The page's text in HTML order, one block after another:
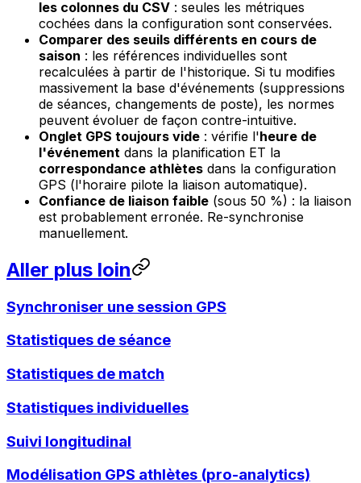
les colonnes du CSV : seules les métriques
cochées dans la configuration sont conservées.
Comparer des seuils différents en cours de
saison : les références individuelles sont
recalculées à partir de l'historique. Si tu modifies
massivement la base d'événements (suppressions
de séances, changements de poste), les normes
peuvent évoluer de façon contre-intuitive.
Onglet GPS toujours vide : vérifie l'heure de
l'événement dans la planification ET la
correspondance athlètes dans la configuration
GPS (l'horaire pilote la liaison automatique).
Confiance de liaison faible (sous 50 %) : la liaison
est probablement erronée. Re-synchronise
manuellement.
Aller plus loin
Synchroniser une session GPS
Statistiques de séance
Statistiques de match
Statistiques individuelles
Suivi longitudinal
Modélisation GPS athlètes (pro-analytics)